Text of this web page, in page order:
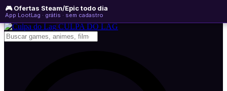
🎮 Ofertas Steam/Epic todo dia
App LootLag · grátis · sem cadastro
sexta-feira, 07 de agosto de 2026
Newsletter
CULPA DO LAG